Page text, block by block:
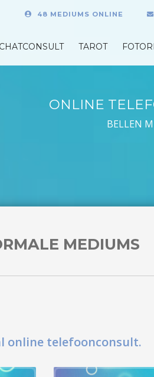
48 MEDIUMS ONLINE
CHATCONSULT TAROT
ONLINE
BELLEN
MEDIUMS
online telefoonconsult.